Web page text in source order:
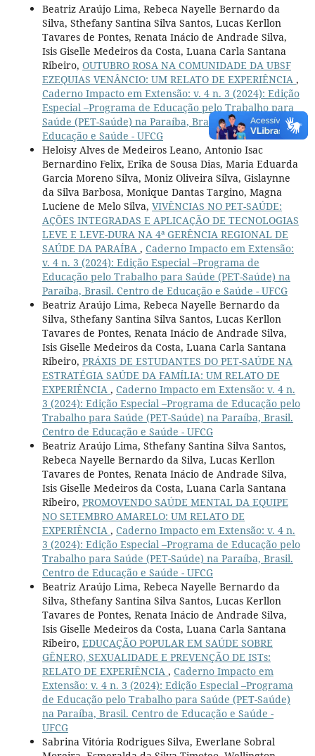
Beatriz Araújo Lima, Rebeca Nayelle Bernardo da
Silva, Sthefany Santina Silva Santos, Lucas Kerllon
Tavares de Pontes, Renata Inácio de Andrade Silva,
Isis Giselle Medeiros da Costa, Luana Carla Santana
Ribeiro, OUTUBRO ROSA NA COMUNIDADE DA UBSF
EZEQUIAS VENÂNCIO: UM RELATO DE EXPERIÊNCIA ,
Caderno Impacto em Extensão: v. 4 n. 3 (2024): Edição
Especial –Programa de Educação pelo Trabalho para
Saúde (PET-Saúde) na Paraíba, Brasil. Centro de
Educação e Saúde - UFCG
Heloisy Alves de Medeiros Leano, Antonio Isac
Bernardino Felix, Erika de Sousa Dias, Maria Eduarda
Garcia Moreno Silva, Moniz Oliveira Silva, Gislaynne
da Silva Barbosa, Monique Dantas Targino, Magna
Luciene de Melo Silva, VIVÊNCIAS NO PET-SAÚDE:
AÇÕES INTEGRADAS E APLICAÇÃO DE TECNOLOGIAS
LEVE E LEVE-DURA NA 4ª GERÊNCIA REGIONAL DE
SAÚDE DA PARAÍBA , Caderno Impacto em Extensão:
v. 4 n. 3 (2024): Edição Especial –Programa de
Educação pelo Trabalho para Saúde (PET-Saúde) na
Paraíba, Brasil. Centro de Educação e Saúde - UFCG
Beatriz Araújo Lima, Rebeca Nayelle Bernardo da
Silva, Sthefany Santina Silva Santos, Lucas Kerllon
Tavares de Pontes, Renata Inácio de Andrade Silva,
Isis Giselle Medeiros da Costa, Luana Carla Santana
Ribeiro, PRÁXIS DE ESTUDANTES DO PET-SAÚDE NA
ESTRATÉGIA SAÚDE DA FAMÍLIA: UM RELATO DE
EXPERIÊNCIA , Caderno Impacto em Extensão: v. 4 n.
3 (2024): Edição Especial –Programa de Educação pelo
Trabalho para Saúde (PET-Saúde) na Paraíba, Brasil.
Centro de Educação e Saúde - UFCG
Beatriz Araújo Lima, Sthefany Santina Silva Santos,
Rebeca Nayelle Bernardo da Silva, Lucas Kerllon
Tavares de Pontes, Renata Inácio de Andrade Silva,
Isis Giselle Medeiros da Costa, Luana Carla Santana
Ribeiro, PROMOVENDO SAÚDE MENTAL DA EQUIPE
NO SETEMBRO AMARELO: UM RELATO DE
EXPERIÊNCIA , Caderno Impacto em Extensão: v. 4 n.
3 (2024): Edição Especial –Programa de Educação pelo
Trabalho para Saúde (PET-Saúde) na Paraíba, Brasil.
Centro de Educação e Saúde - UFCG
Beatriz Araújo Lima, Rebeca Nayelle Bernardo da
Silva, Sthefany Santina Silva Santos, Lucas Kerllon
Tavares de Pontes, Renata Inácio de Andrade Silva,
Isis Giselle Medeiros da Costa, Luana Carla Santana
Ribeiro, EDUCAÇÃO POPULAR EM SAÚDE SOBRE
GÊNERO, SEXUALIDADE E PREVENÇÃO DE ISTs:
RELATO DE EXPERIÊNCIA , Caderno Impacto em
Extensão: v. 4 n. 3 (2024): Edição Especial –Programa
de Educação pelo Trabalho para Saúde (PET-Saúde)
na Paraíba, Brasil. Centro de Educação e Saúde -
UFCG
Sabrina Vitória Rodrigues Silva, Ewerlane Sobral